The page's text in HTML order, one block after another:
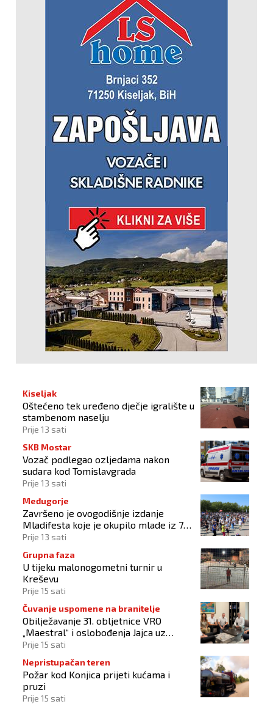
Kiseljak
Oštećeno tek uređeno dječje igralište u
stambenom naselju
Prije 13 sati
SKB Mostar
Vozač podlegao ozljedama nakon
sudara kod Tomislavgrada
Prije 13 sati
Međugorje
Završeno je ovogodišnje izdanje
Mladifesta koje je okupilo mlade iz 73
zemlje svijeta
Prije 13 sati
Grupna faza
U tijeku malonogometni turnir u
Kreševu
Prije 15 sati
Čuvanje uspomene na branitelje
Obilježavanje 31. obljetnice VRO
„Maestral“ i oslobođenja Jajca uz
pokroviteljstvo HNS-a BiH
Prije 15 sati
Nepristupačan teren
Požar kod Konjica prijeti kućama i
pruzi
Prije 15 sati